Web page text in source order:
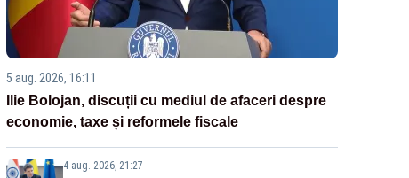
5 aug. 2026, 16:11
Ilie Bolojan, discuții cu mediul de afaceri despre
economie, taxe și reformele fiscale
4 aug. 2026, 21:27